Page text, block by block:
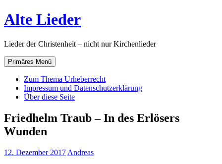
Zum
Inhalt
Alte Lieder
Lieder der Christenheit – nicht nur Kirchenlieder
Primäres Menü
Zum Thema Urheberrecht
Impressum und Datenschutzerklärung
Über diese Seite
Friedhelm Traub – In des Erlösers
Wunden
12. Dezember 2017 Andreas